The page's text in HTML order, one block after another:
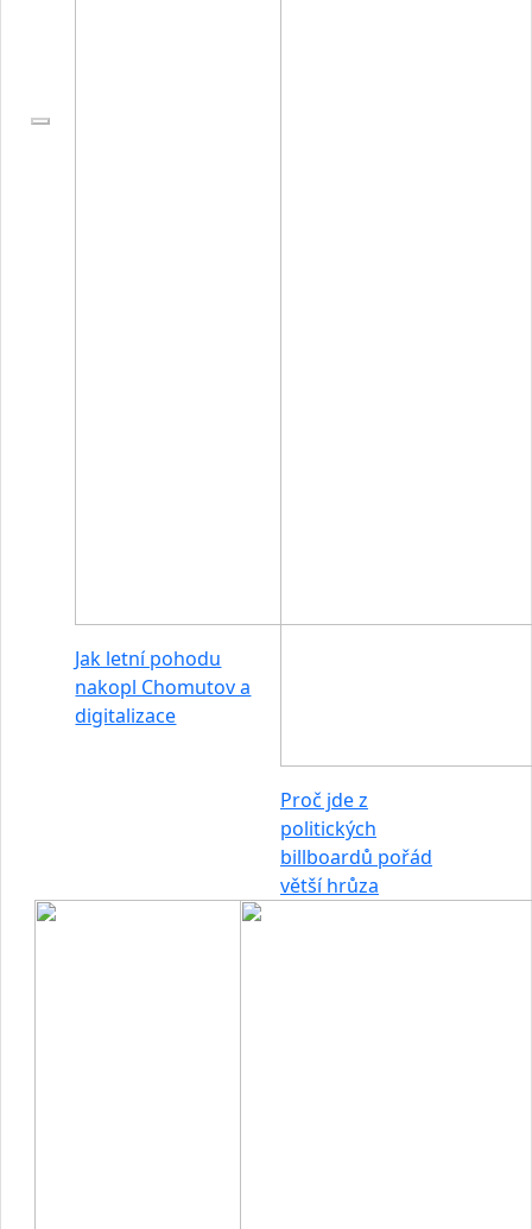
Jak letní pohodu
nakopl Chomutov a
digitalizace
Proč jde z
politických
billboardů pořád
větší hrůza